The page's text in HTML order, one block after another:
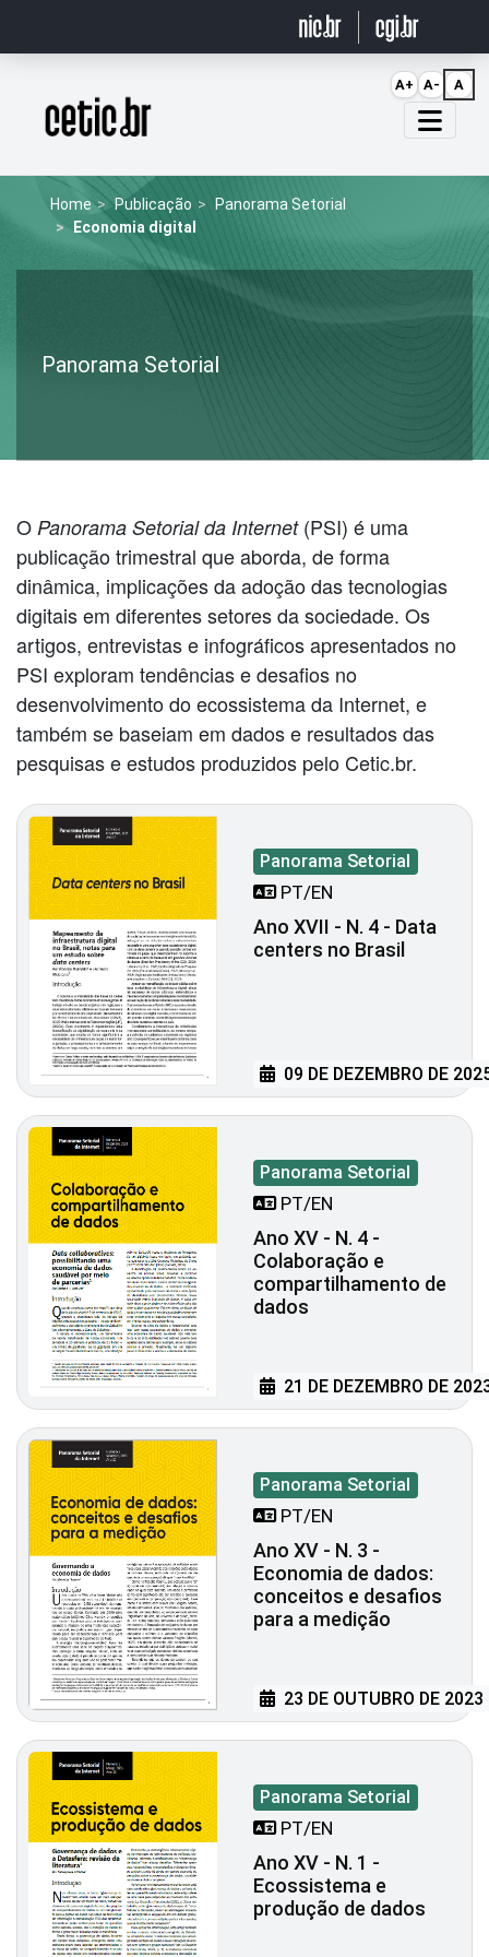
Página inicial
Home Publicação
Panorama Setorial
Economia digital
Panorama Setorial
O Panorama Setorial da Internet(PSI) é uma
publicação trimestral que aborda, de forma
dinâmica, implicações da adoção das tecnologias
digitais em diferentes setores da sociedade. Os
artigos, entrevistas e infográficos apresentados no
PSI exploram tendências e desafios no
desenvolvimento do ecossistema da Internet, e
também se baseiam em dados e resultados das
pesquisas e estudos produzidos pelo Cetic.br.
Panorama Setorial
PT/EN
Ano XVII - N. 4 - Data
centers no Brasil
09 DE DEZEMBRO DE
Panorama Setorial
PT/EN
Ano XV - N. 4 -
Colaboração e
compartilhamento de
dados
21 DE DEZEMBRO DE
Panorama Setorial
PT/EN
Ano XV - N. 3 -
Economia de dados:
conceitos e desafios
para a medição
23 DE OUTUBRO DE 2023
Panorama Setorial
PT/EN
Ano XV - N. 1 -
Ecossistema e
produção de dados
A+ A- A